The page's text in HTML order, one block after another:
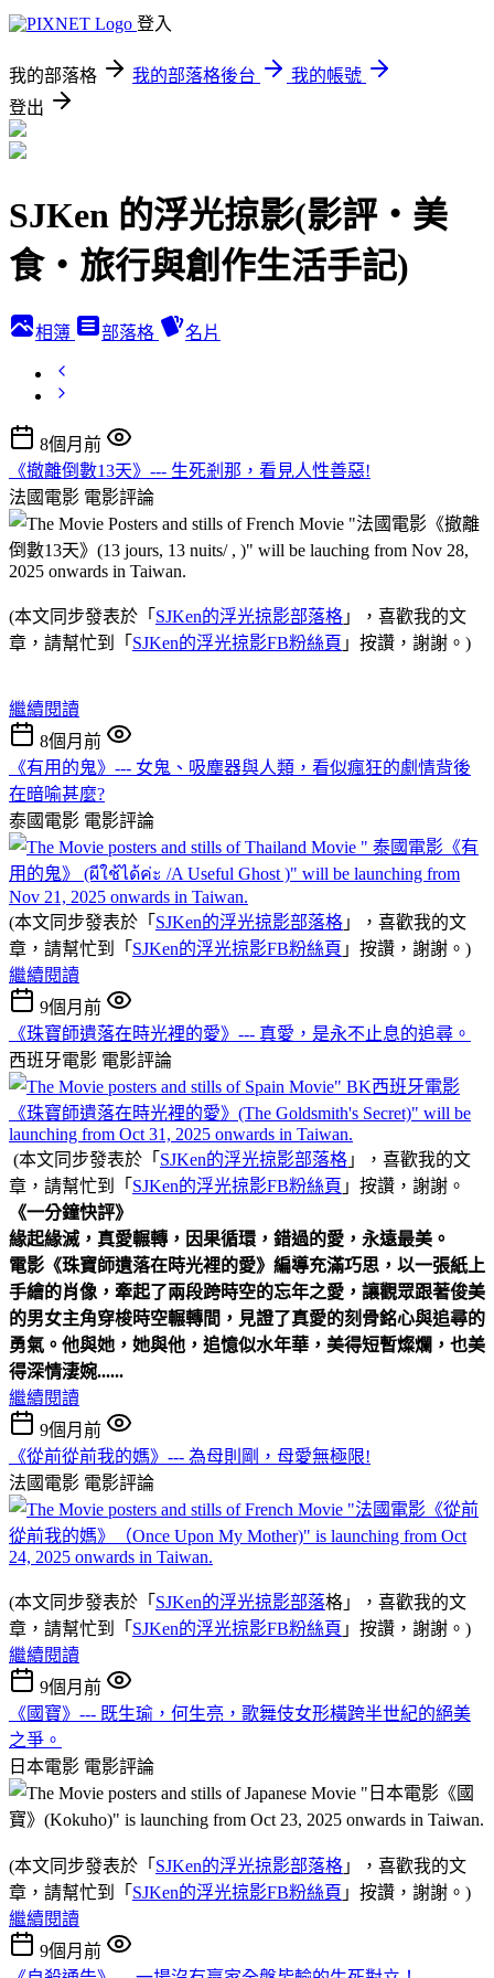
登入
我的部落格 我的部落格後台
我的帳號
登出
SJKen 的浮光掠影(影評‧美
食‧旅行與創作生活手記)
相簿 部落格 名片
8個月前
《撤離倒數13天》--- 生死剎那，看見人性善惡!
法國電影 電影評論
(本文同步發表於「 SJKen的浮光掠影部落格 」，喜歡我的文
章，請幫忙到「 SJKen的浮光掠影FB粉絲頁 」按讚，謝謝。)
繼續閱讀
8個月前
《有用的鬼》--- 女鬼、吸塵器與人類，看似瘋狂的劇情背後
在暗喻甚麼?
泰國電影 電影評論
(本文同步發表於「 SJKen的浮光掠影部落格 」，喜歡我的文
章，請幫忙到「 SJKen的浮光掠影FB粉絲頁 」按讚，謝謝。)
繼續閱讀
9個月前
《珠寶師遺落在時光裡的愛》--- 真愛，是永不止息的追尋。
西班牙電影 電影評論
(本文同步發表於「 SJKen的浮光掠影部落格 」，喜歡我的文
章，請幫忙到「 SJKen的浮光掠影FB粉絲頁 」按讚，謝謝。
《一分鐘快評》
緣起緣滅，真愛輾轉，因果循環，錯過的愛，永遠最美。
電影《珠寶師遺落在時光裡的愛》編導充滿巧思，以一張紙上
手繪的肖像，牽起了兩段跨時空的忘年之愛，讓觀眾跟著俊美
的男女主角穿梭時空輾轉間，見證了真愛的刻骨銘心與追尋的
勇氣。 他與她，她與他，追憶似水年華，美得短暫燦爛，也美
得深情淒婉......
繼續閱讀
9個月前
《從前從前我的媽》--- 為母則剛，母愛無極限!
法國電影 電影評論
(本文同步發表於「 SJKen的浮光掠影部落格」，喜歡我的文
章，請幫忙到「 SJKen的浮光掠影FB粉絲頁 」按讚，謝謝。)
繼續閱讀
9個月前
《國寶》--- 既生瑜，何生亮，歌舞伎女形橫跨半世紀的絕美
之爭。
日本電影 電影評論
(本文同步發表於「 SJKen的浮光掠影部落格 」，喜歡我的文
章，請幫忙到「 SJKen的浮光掠影FB粉絲頁 」按讚，謝謝。)
繼續閱讀
9個月前